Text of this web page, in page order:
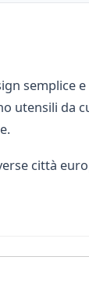
semplice e
utensili da
città